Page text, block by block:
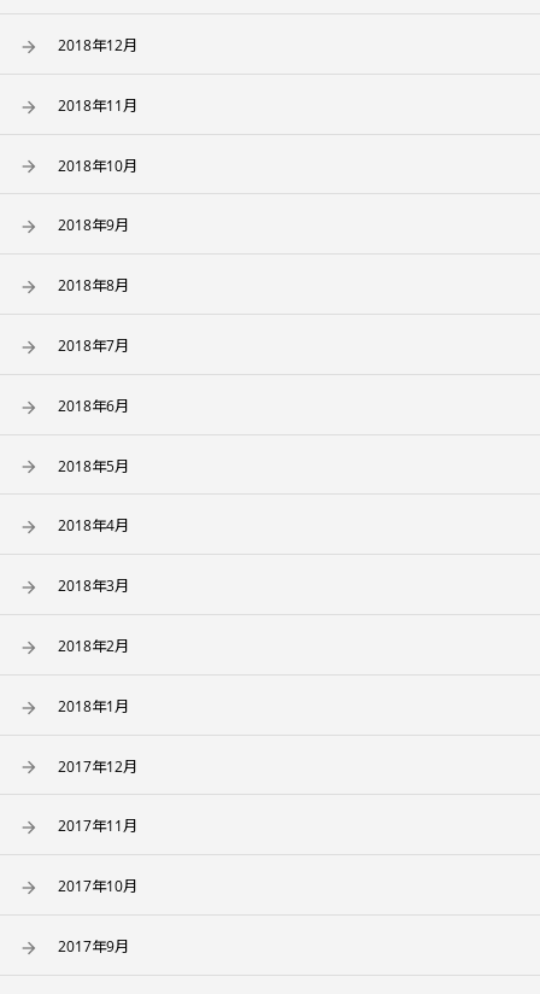
2018年12月
2018年11月
2018年10月
2018年9月
2018年8月
2018年7月
2018年6月
2018年5月
2018年4月
2018年3月
2018年2月
2018年1月
2017年12月
2017年11月
2017年10月
2017年9月